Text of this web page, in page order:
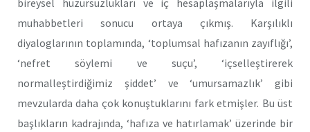
muhabbetleri sonucu ortaya çıkmış. Karşılıklı
diyaloglarının toplamında, ‘toplumsal hafızanın zayıflığı’,
‘nefret söylemi ve suçu’, ‘içselleştirerek
normalleştirdiğimiz şiddet’ ve ‘umursamazlık’ gibi
mevzularda daha çok konuştuklarını fark etmişler. Bu üst
başlıkların kadrajında, ‘hafıza ve hatırlamak’ üzerinde bir